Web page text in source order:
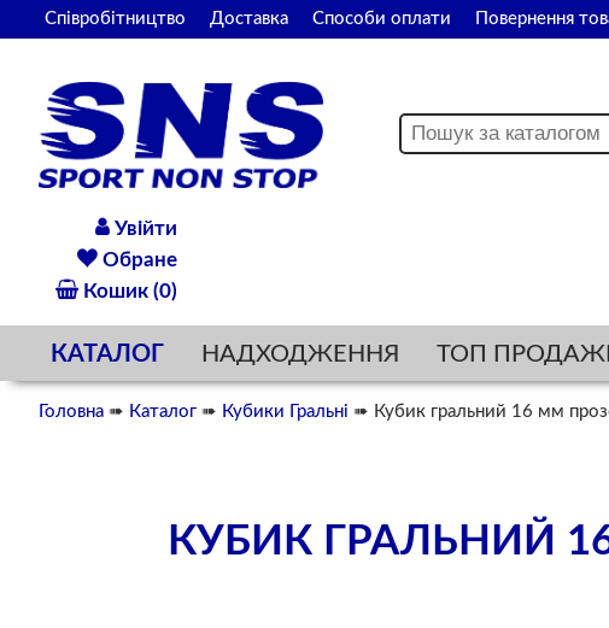
Співробітництво Доставка Способи оплати Повернення
Увійти
Обране
Кошик (0)
КАТАЛОГ НАДХОДЖЕННЯ ТОП
Головна ➠ Каталог ➠ Кубики Гральні ➠ Кубик гральний 16 мм
КУБИК ГРАЛЬНИЙ